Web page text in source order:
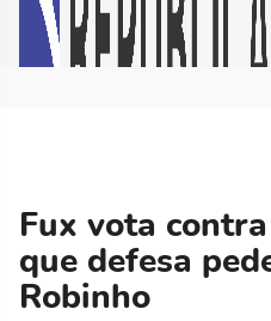
Fux vota
que defesa
Robinho